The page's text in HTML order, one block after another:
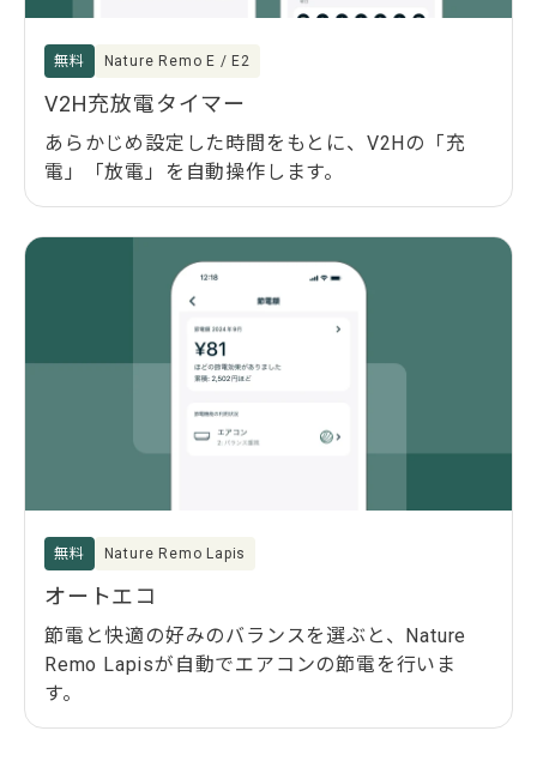
無料 Nature Remo E / E2
V2H充放電タイマー
あらかじめ設定した時間をもとに、V2Hの「充
電」「放電」を自動操作します。
無料 Nature Remo Lapis
オートエコ
節電と快適の好みのバランスを選ぶと、Nature
Remo Lapisが自動でエアコンの節電を行いま
す。